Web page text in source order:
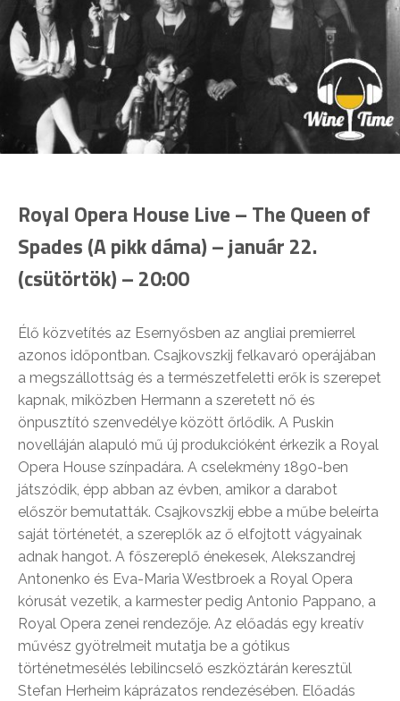
Royal Opera House Live – The Queen of
Spades (A pikk dáma) – január 22.
(csütörtök) – 20:00
Élő közvetítés az Esernyősben az angliai premierrel
azonos időpontban. Csajkovszkij felkavaró operájában
a megszállottság és a természetfeletti erők is szerepet
kapnak, miközben Hermann a szeretett nő és
önpusztító szenvedélye között őrlődik. A Puskin
novelláján alapuló mű új produkcióként érkezik a Royal
Opera House színpadára. A cselekmény 1890-ben
játszódik, épp abban az évben, amikor a darabot
először bemutatták. Csajkovszkij ebbe a műbe beleírta
saját történetét, a szereplők az ő elfojtott vágyainak
adnak hangot. A főszereplő énekesek, Alekszandrej
Antonenko és Eva-Maria Westbroek a Royal Opera
kórusát vezetik, a karmester pedig Antonio Pappano, a
Royal Opera zenei rendezője. Az előadás egy kreatív
művész gyötrelmeit mutatja be a gótikus
történetmesélés lebilincselő eszköztárán keresztül
Stefan Herheim káprázatos rendezésében. Előadás